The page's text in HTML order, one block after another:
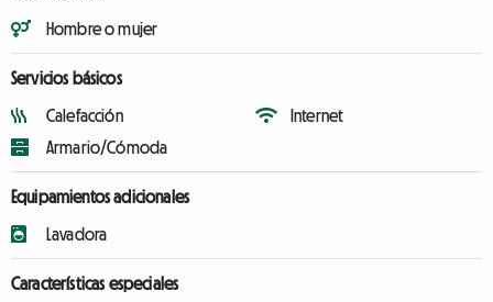
Hombre o mujer
Servicios básicos
Calefacción
Armario/Cómoda
Internet
Equipamientos adicionales
Lavadora
Características especiales